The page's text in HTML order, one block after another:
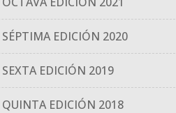
EDICIÓN 2020
EDICIÓN 2019
QUINTA EDICIÓN 2018